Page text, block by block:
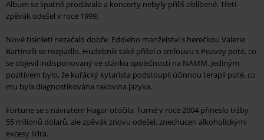
Album se špatně prodávalo a koncerty nebyly příliš oblíbené. Třetí
zpěvák odešel v roce 1999.
Nové tisíciletí nezačalo dobře. Eddieho manželství s herečkou Valerie
Bartinelli se rozpadlo. Hudebník také přišel o smlouvu s Peavey poté, co
se objevil indisponovaný ve stánku společnosti na NAMM. Jediným
pozitivem bylo, že kuřácký kytarista podstoupil účinnou terapii poté, co
mu byla diagnostikována rakovina jazyka.
Fortune se s návratem Hagar otočila. Turné v roce 2004 přineslo tržby
55 milionů dolarů, ale zpěvák znovu odešel, znechucen alkoholickými
excesy lídra.